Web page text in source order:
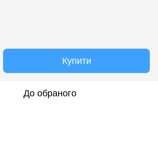
Купити
До обраного